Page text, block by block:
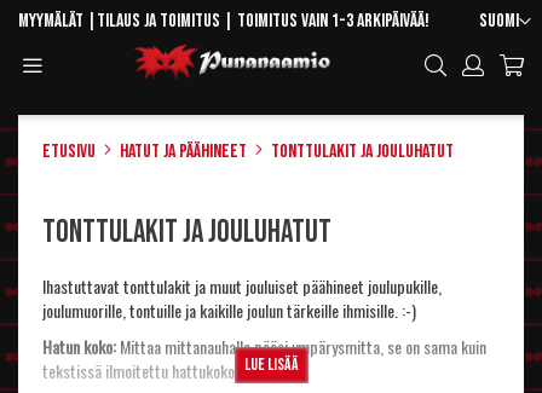
Skip
Content
Kieli
Suomi
Myymälät Tilaus ja toimitus | Toimitus vain 1-3 arkipäivää!
Hae
Etusivu Hatut ja päähineet Tonttulakit ja jouluhatut
Tonttulakit ja jouluhatut
Ihastuttavat tonttulakit ja muut jouluiset päähineet joulupukille,
joulumuorille, tontuille ja kaikille joulun tärkeille ihmisille. :-)
Hatun koko:Mittaa mittanauhalla pääsi ympärysmitta, se on sama kuin
tekstissä ilmoitettu hattukoko. Lue lisää